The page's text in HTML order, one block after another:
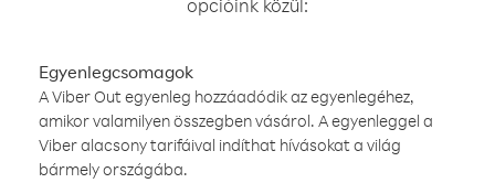
opcióink közül:
Egyenlegcsomagok
A Viber Out egyenleg hozzáadódik az egyenlegéhez,
amikor valamilyen összegben vásárol. A egyenleggel a
Viber alacsony tarifáival indíthat hívásokat a világ
bármely országába.